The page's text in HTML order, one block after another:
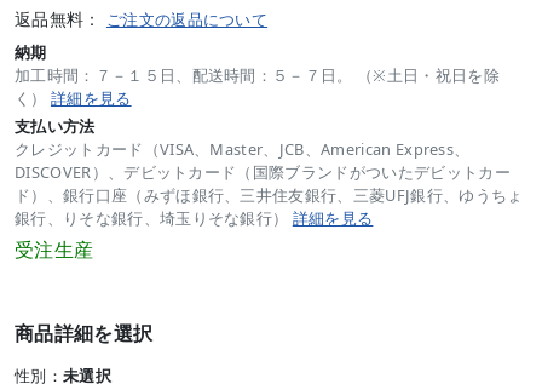
返品無料： ご注文の返品について
納期
加工時間：７－１５日、配送時間：５－７日。 （※土日・祝日を除
く） 詳細を見る
支払い方法
クレジットカード（VISA、Master、JCB、American Express、
DISCOVER）、デビットカード（国際ブランドがついたデビットカー
ド）、銀行口座（みずほ銀行、三井住友銀行、三菱UFJ銀行、ゆうちょ
銀行、りそな銀行、埼玉りそな銀行） 詳細を見る
受注生産
商品詳細を選択
性別： 未選択